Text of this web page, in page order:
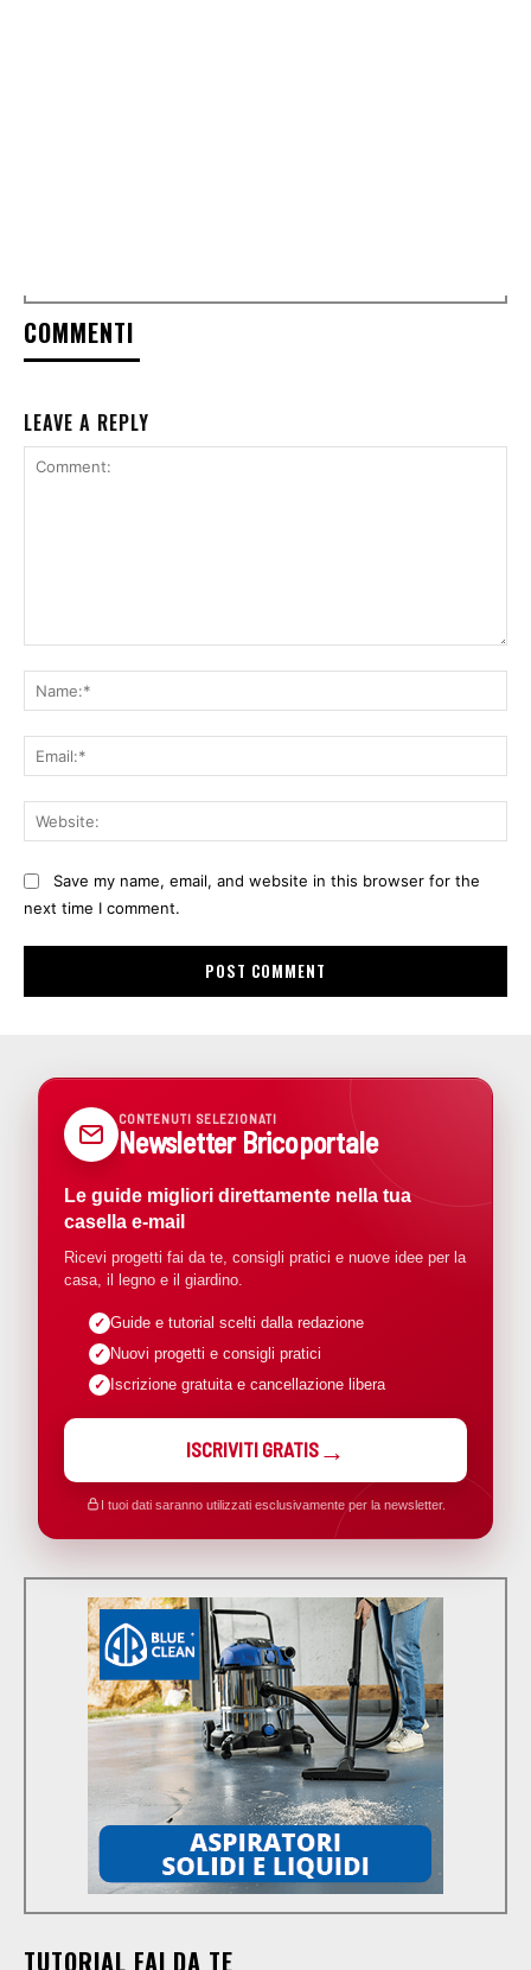
COMMENTI
LEAVE A REPLY
Save my name, email, and website in this browser for the
next time I comment.
CONTENUTI SELEZIONATI
Newsletter Bricoportale
Le guide migliori direttamente nella tua
casella e-mail
Ricevi progetti fai da te, consigli pratici e nuove idee per la
casa, il legno e il giardino.
Guide e tutorial scelti dalla redazione
Nuovi progetti e consigli pratici
Iscrizione gratuita e cancellazione libera
ISCRIVITI GRATIS
I tuoi dati saranno utilizzati esclusivamente per la newsletter.
TUTORIAL FAI DA TE